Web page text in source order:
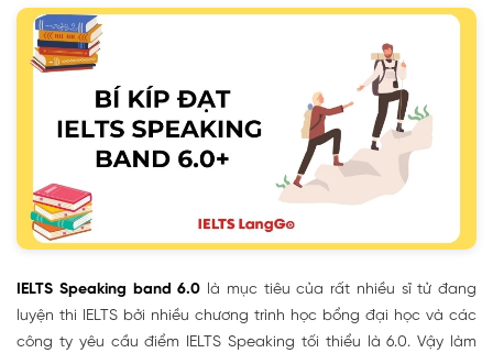
IELTS Speaking band 6.0 là mục tiêu của rất nhiều sĩ tử đang
luyện thi IELTS bởi nhiều chương trình học bổng đại học và các
công ty yêu cầu điểm IELTS Speaking tối thiểu là 6.0. Vậy làm